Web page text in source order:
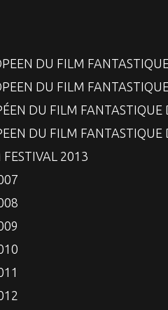
DU FILM
DU FILM
DU FILM FANTASTIQUE
DU FILM FANTASTIQUE
FESTIVAL 2013